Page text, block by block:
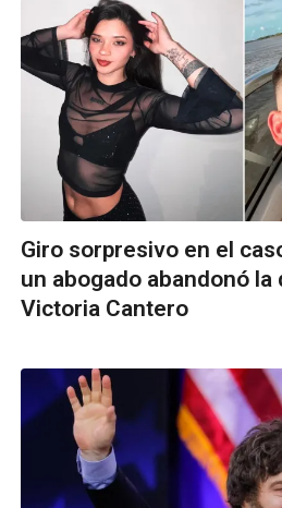
Giro sorpresivo en el
un abogado abandonó la
Victoria Cantero